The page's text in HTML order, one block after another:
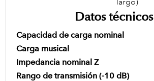
Datos técnicos
Capacidad de carga nominal
Carga musical
Impedancia nominal Z
Rango de transmisión (-10 dB)